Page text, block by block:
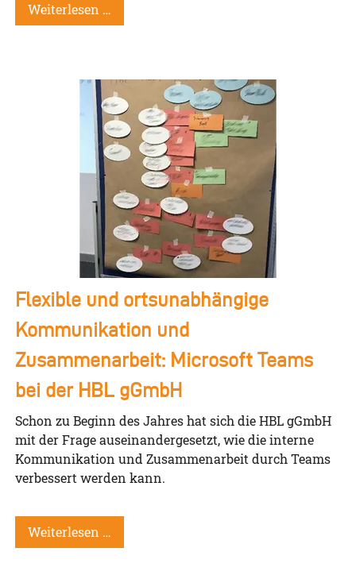
Weiterlesen …
Flexible und ortsunabhängige
Kommunikation und
Zusammenarbeit: Microsoft Teams
bei der HBL gGmbH
Schon zu Beginn des Jahres hat sich dieHBL gGmbH
mit der Frage auseinandergesetzt, wie die interne
Kommunikation und Zusammenarbeit durch Teams
verbessert werden kann.
Weiterlesen …